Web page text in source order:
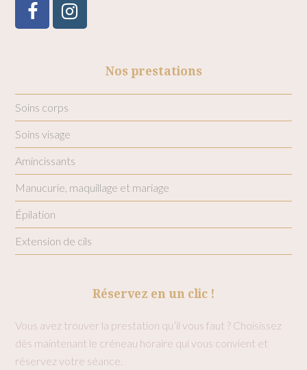
FacebookInstagram
Nos prestations
Soins corps
Soins visage
Amincissants
Manucurie, maquillage et mariage
Épilation
Extension de cils
Réservez en un clic !
Vous avez trouver la prestation qu’il vous faut ? Choisissez
dès maintenant le créneau horaire qui vous convient et
réservez votre séance.